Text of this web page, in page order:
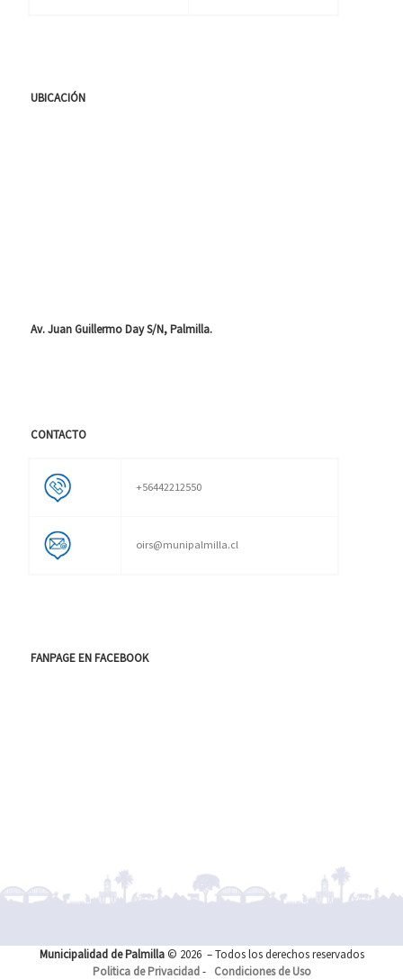
UBICACIÓN
Av. Juan Guillermo Day S/N, Palmilla.
CONTACTO
+56442212550
oirs@munipalmilla.cl
FANPAGE EN FACEBOOK
Municipalidad de Palmilla© 2026 – Todos los derechos reservados
Politica de Privacidad- Condiciones de Uso